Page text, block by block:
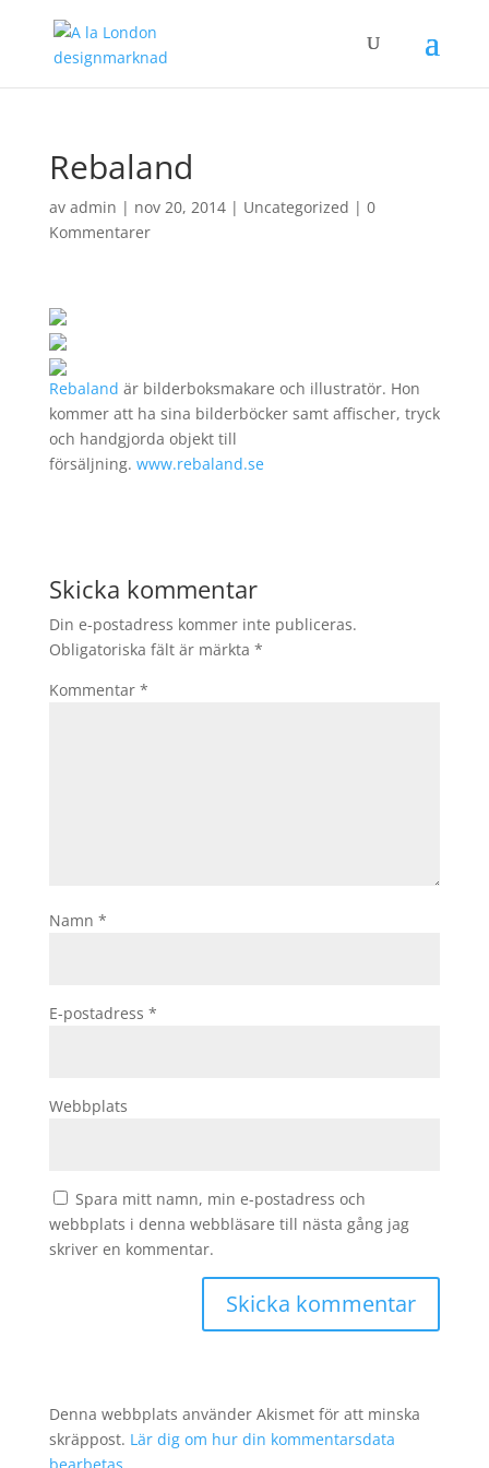
Rebaland
av admin | nov 20, 2014| Uncategorized | 0
Kommentarer
Rebaland är bilderboksmakare och illustratör. Hon
kommer att ha sina bilderböcker samt affischer, tryck
och handgjorda objekt till
försäljning. www.rebaland.se
Skicka kommentar
Din e-postadress kommer inte publiceras.
Obligatoriska fält är märkta *
Kommentar *
Namn *
E-postadress *
Webbplats
Spara mitt namn, min e-postadress och
webbplats i denna webbläsare till nästa gång jag
skriver en kommentar.
Denna webbplats använder Akismet för att minska
skräppost. Lär dig om hur din kommentarsdata